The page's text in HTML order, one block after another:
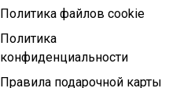
Политика файлов cookie
Политика
конфиденциальности
Правила подарочной карты